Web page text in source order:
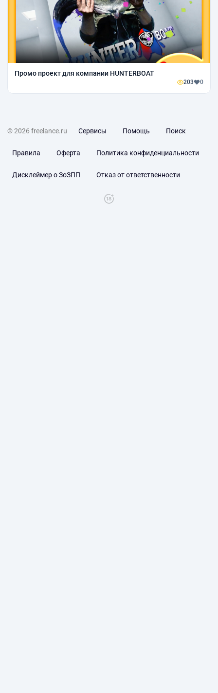
Промо проект для компании HUNTERBOAT
203 0
© 2026 freelance.ru Сервисы Помощь Поиск
Правила Оферта Политика конфиденциальности
Дисклеймер о ЗоЗПП Отказ от ответственности